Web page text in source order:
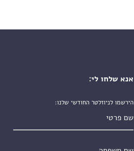
אנא שלחו לי:
הירשמו לניוזלטר החודשי שלנו: